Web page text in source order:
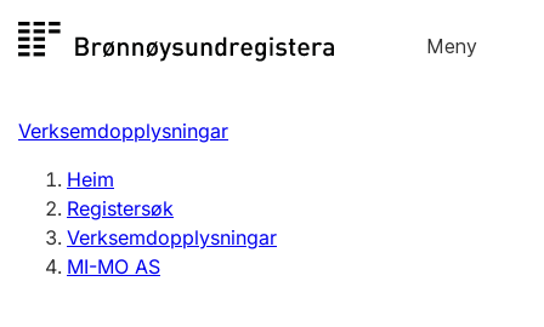
til
Meny
Registersøk
Aksjeselskap
Enkeltpersonføretak
Registrere, endre, slette
Verksemdopplysningar
Heim
Registersøk
Verksemdopplysningar
MI-MO AS